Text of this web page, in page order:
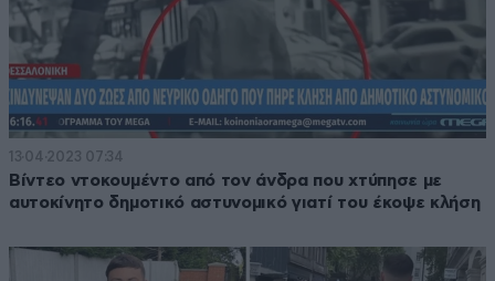
13·04·2023 07:34
Βίντεο ντοκουμέντο από τον άνδρα που χτύπησε με
αυτοκίνητο δημοτικό αστυνομικό γιατί του έκοψε κλήση